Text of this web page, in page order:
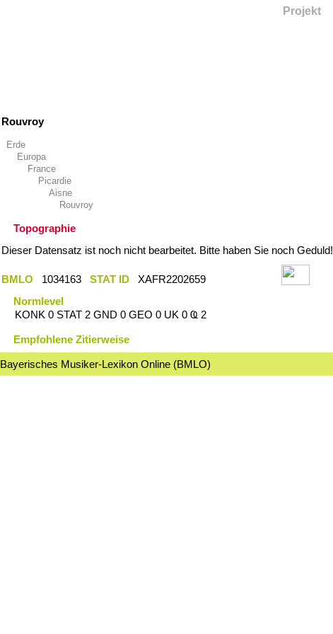
Rouvroy
Erde
Europa
France
Picardie
Aisne
Rouvroy
Topographie
Dieser Datensatz ist noch nicht bearbeitet. Bitte haben Sie noch Geduld!
BMLO 1034163 STAT ID
XAFR2202659
Normlevel
KONK 0 STAT 2 GND 0 GEO 0 UK 0 Ҩ 2
Empfohlene Zitierweise
Bayerisches Musiker-Lexikon Online (BMLO)
Projekt